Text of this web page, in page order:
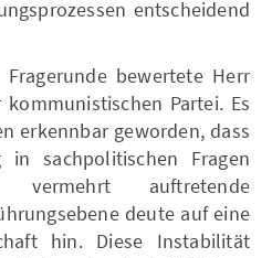
entscheidend
bewertete Herr
Partei. Es
erkennbar geworden, dass
sachpolitischen Fragen
auftretende
deute auf eine
hin. Diese Instabilität